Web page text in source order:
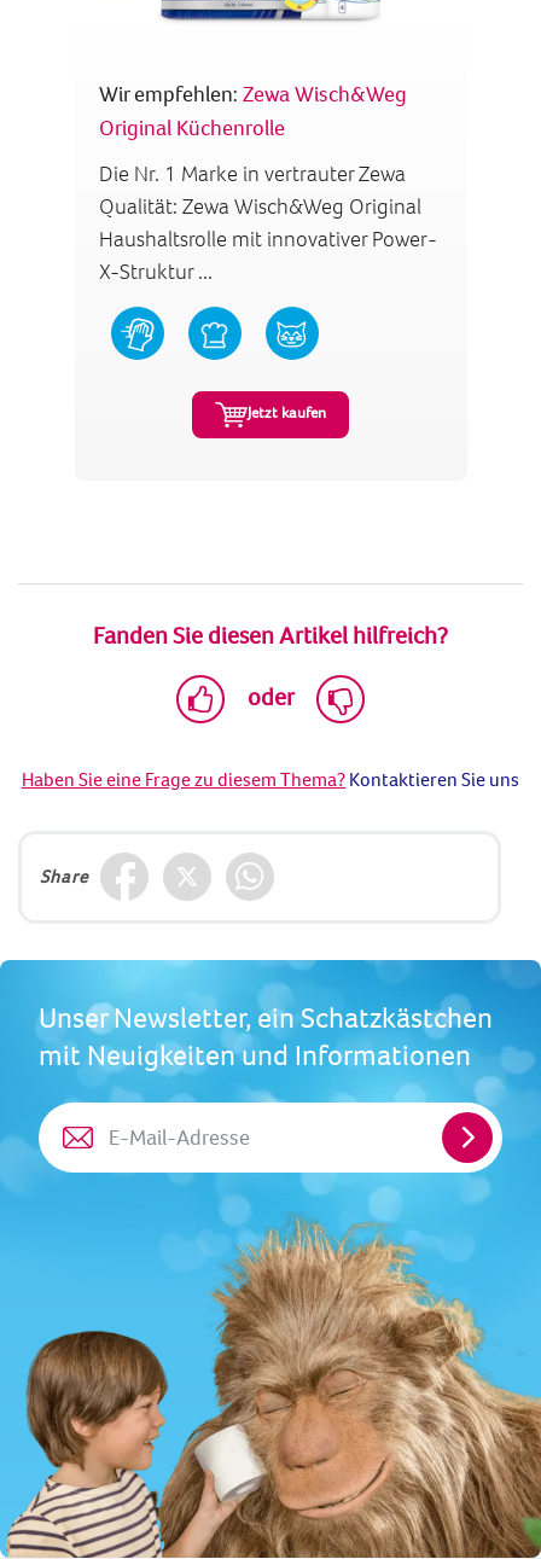
Wir empfehlen: Zewa Wisch&Weg
Original Küchenrolle
Die Nr. 1 Marke in vertrauter Zewa
Qualität: Zewa Wisch&Weg Original
Haushaltsrolle mit innovativer Power-
X-Struktur ...
Jetzt kaufen
Fanden Sie diesen Artikel hilfreich?
oder
Haben Sie eine Frage zu diesem Thema? Kontaktieren Sie uns
Share
Unser Newsletter, ein Schatzkästchen
mit Neuigkeiten und Informationen
E-
Mail-
Adresse